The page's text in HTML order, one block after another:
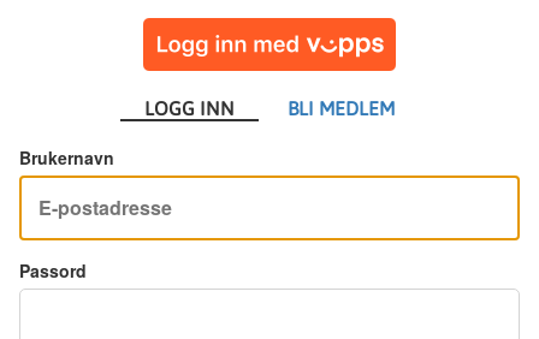
LOGG INN BLI MEDLEM
Brukernavn
Passord